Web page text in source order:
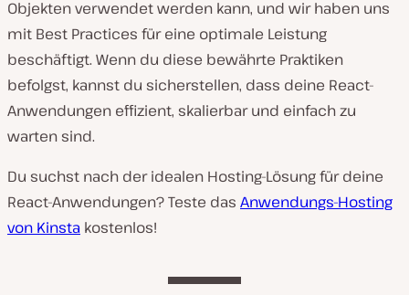
Objekten verwendet werden kann, und wir haben uns
mit Best Practices für eine optimale Leistung
beschäftigt. Wenn du diese bewährte Praktiken
befolgst, kannst du sicherstellen, dass deine React-
Anwendungen effizient, skalierbar und einfach zu
warten sind.
Du suchst nach der idealen Hosting-Lösung für deine
React-Anwendungen? Teste das Anwendungs-Hosting
von Kinsta kostenlos!